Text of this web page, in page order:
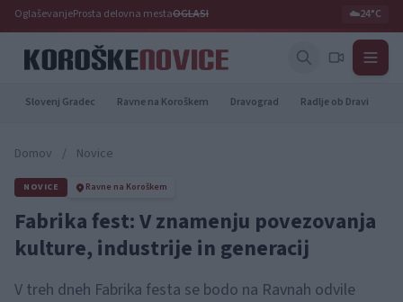
OglaševanjeProsta delovna mestaOGLASI ☁️24°C
Slovenj Gradec Ravne na Koroškem Dravograd Radlje ob Dravi
Domov / Novice
NOVICE Ravne na Koroškem
Fabrika fest: V znamenju povezovanja
kulture, industrije in generacij
V treh dneh Fabrika festa se bodo na Ravnah odvile